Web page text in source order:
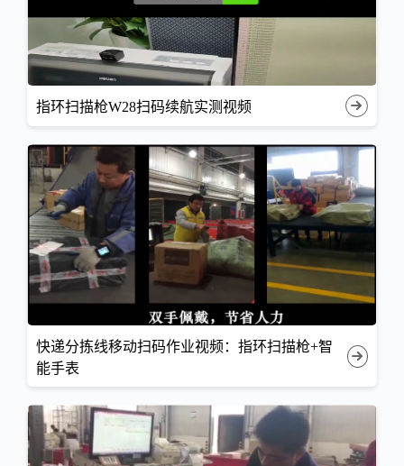
指环扫描枪W28扫码续航实测视频
快递分拣线移动扫码作业视频：指环扫描枪+智
能手表